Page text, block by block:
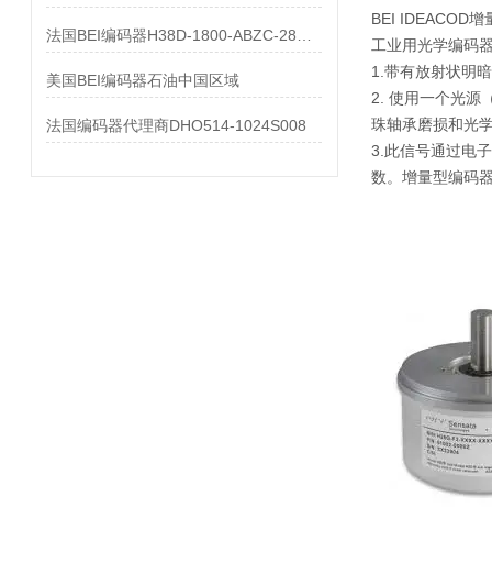
美国BEI编码器石油中国区域
法国编码器代理商DHO514-1024S008
BEI IDEACOD增
工业用光学编码
1.带有放射状明
2. 使用一个光源
珠轴承磨损和光
3.此信号通过电
数。增量型编码